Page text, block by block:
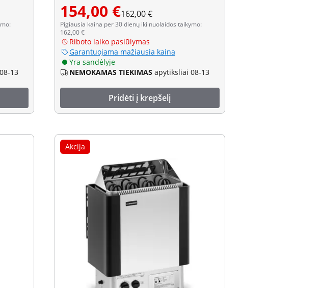
13
154,00 €162,00 €
Pigiausia kaina per 30 dienų iki nuolaidos taikymo:
162,00 €
Riboto laiko pasiūlymas
Garantuojama mažiausia kaina
Yra sandėlyje
NEMOKAMAS TIEKIMAS apytiksliai 08-13
Pridėti į krepšelį
Akcija